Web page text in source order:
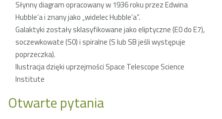
Słynny diagram opracowany w 1936 roku przez Edwina
Hubble’a i znany jako „widelec Hubble’a”.
Galaktyki zostały sklasyfikowane jako eliptyczne (E0 do E7),
soczewkowate (S0) i spiralne (S lub SB jeśli występuje
poprzeczka).
Ilustracja dzięki uprzejmości Space Telescope Science
Institute
Otwarte pytania